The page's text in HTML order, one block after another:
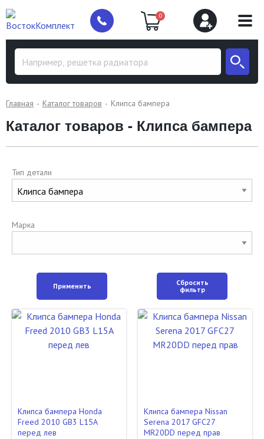
0
Главная Каталог товаров Клипса бампера
Каталог товаров - Клипса бампера
Тип детали
Марка
Применить
Сбросить
фильтр
Клипса бампера Honda
Freed 2010 GB3 L15A
перед лев
Клипса бампера Nissan
Serena 2017 GFC27
MR20DD перед прав